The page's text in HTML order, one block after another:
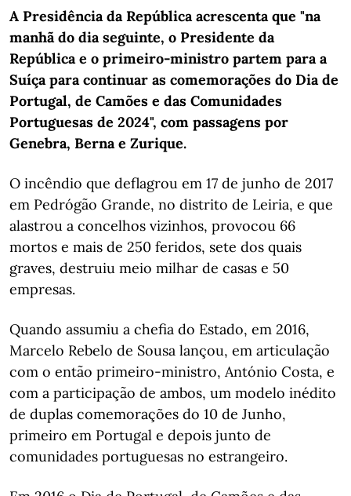
A Presidência da República acrescenta que "na
manhã do dia seguinte, o Presidente da
República e o primeiro-ministro partem para a
Suíça para continuar as comemorações do Dia de
Portugal, de Camões e das Comunidades
Portuguesas de 2024", com passagens por
Genebra, Berna e Zurique.
O incêndio que deflagrou em 17 de junho de 2017
em Pedrógão Grande, no distrito de Leiria, e que
alastrou a concelhos vizinhos, provocou 66
mortos e mais de 250 feridos, sete dos quais
graves, destruiu meio milhar de casas e 50
empresas.
Quando assumiu a chefia do Estado, em 2016,
Marcelo Rebelo de Sousa lançou, em articulação
com o então primeiro-ministro, António Costa, e
com a participação de ambos, um modelo inédito
de duplas comemorações do 10 de Junho,
primeiro em Portugal e depois junto de
comunidades portuguesas no estrangeiro.